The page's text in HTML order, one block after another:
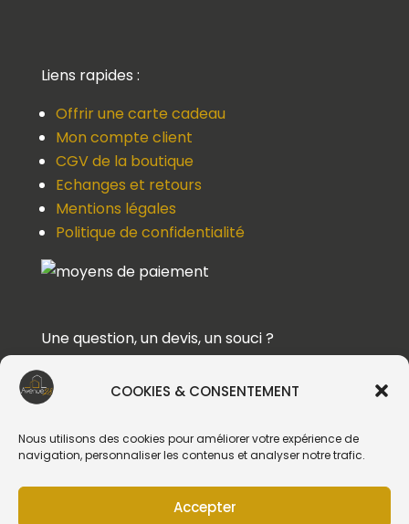
COOKIES & CONSENTEMENT
Nous utilisons des cookies pour améliorer votre expérience de
navigation, personnaliser les contenus et analyser notre trafic.
Accepter
Liens rapides :
Offrir une carte cadeau
Mon compte client
CGV de la boutique
Echanges et retours
Mentions légales
Politique de confidentialité
Une question, un devis, un souci ?